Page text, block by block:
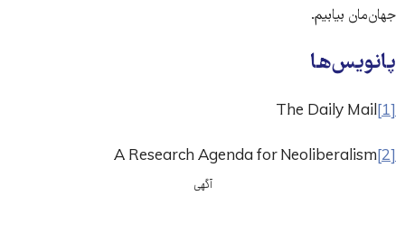
جهان‌مان بیابیم.
پانویس‌ها
[1]
The Daily Mail
[2]
A Research Agenda for Neoliberalism
آگهی